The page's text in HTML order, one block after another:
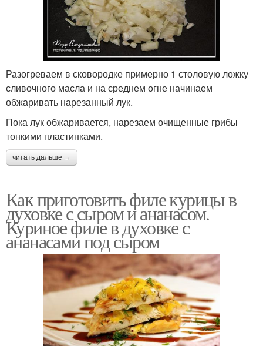
Разогреваем в сковородке примерно 1 столовую ложку
сливочного масла и на среднем огне начинаем
обжаривать нарезанный лук.
Пока лук обжаривается, нарезаем очищенные грибы
тонкими пластинками.
читать дальше →
Как приготовить филе курицы в
духовке с сыром и ананасом.
Куриное филе в духовке с
ананасами под сыром